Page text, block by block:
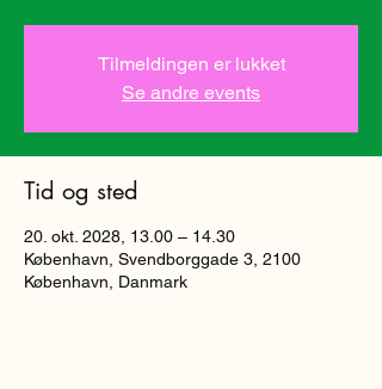
Tilmeldingen er lukket
Se andre events
Tid og sted
20. okt. 2028, 13.00 – 14.30
København, Svendborggade 3, 2100
København, Danmark